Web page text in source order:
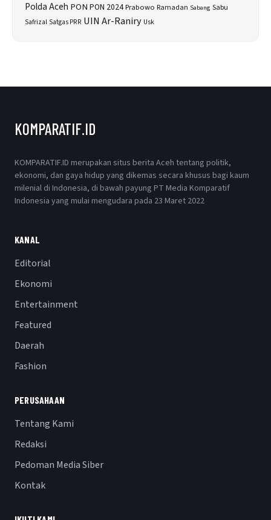
Polda Aceh PON PON 2024Prabowo Ramadan Sabang Sabu
Safrizal Satgas PRR UIN Ar-Raniry Usk
KOMPARATIF.ID
KOMPARATIF.ID merupakan situs berita Aceh tentang politik,
ekonomi, dan gaya hidup yang dikemas secara khusus bagi kaum
milenial di Indonesia, di bawah payung PT Media Komparatif
Indonesia yang mulai mengudara pada 23 Maret 2022
KANAL
Editorial
Ekonomi
Entertainment
Featured
Daerah
Fashion
PERUSAHAAN
Tentang Kami
Redaksi
Pedoman Media Siber
Kontak